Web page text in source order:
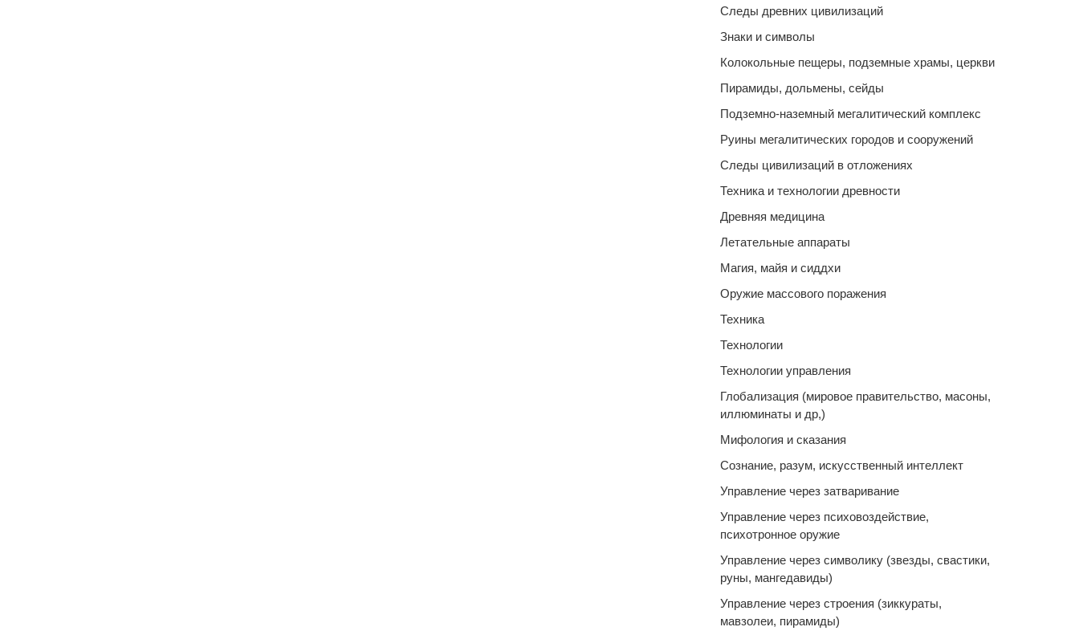
Следы древних цивилизаций
Знаки и символы
Колокольные пещеры, подземные храмы, церкви
Пирамиды, дольмены, сейды
Подземно-наземный мегалитический комплекс
Руины мегалитических городов и сооружений
Следы цивилизаций в отложениях
Техника и технологии древности
Древняя медицина
Летательные аппараты
Магия, майя и сиддхи
Оружие массового поражения
Техника
Технологии
Технологии управления
Глобализация (мировое правительство, масоны,
иллюминаты и др,)
Мифология и сказания
Сознание, разум, искусственный интеллект
Управление через затваривание
Управление через психовоздействие,
психотронное оружие
Управление через символику (звезды, свастики,
руны, мангедавиды)
Управление через строения (зиккураты,
мавзолеи, пирамиды)